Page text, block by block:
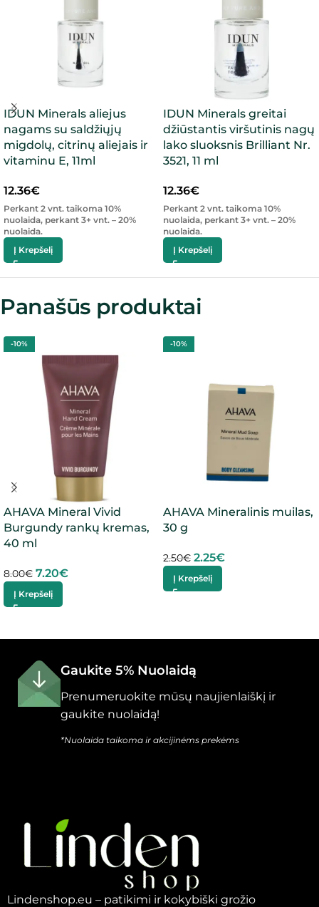
IDUN Minerals aliejus
nagams su saldžiųjų
migdolų, citrinų aliejais ir
vitaminu E, 11ml
12.36€
Perkant 2 vnt. taikoma 10%
nuolaida, perkant 3+ vnt. – 20%
nuolaida.
Į Krepšelį
IDUN Minerals greitai
džiūstantis viršutinis nagų
lako sluoksnis Brilliant Nr.
3521, 11 ml
12.36€
Perkant 2 vnt. taikoma 10%
nuolaida, perkant 3+ vnt. – 20%
nuolaida.
Į Krepšelį
Panašūs produktai
-10%
AHAVA Mineral Vivid
Burgundy rankų kremas,
40 ml
8.00€ 7.20€
Į Krepšelį
-10%
AHAVA Mineralinis muilas,
30 g
2.50€ 2.25€
Į Krepšelį
Gaukite 5% Nuolaidą
Prenumeruokite mūsų naujienlaiškį ir
gaukite nuolaidą!
*Nuolaida taikoma ir akcijinėms prekėms
Lindenshop.eu – patikimi ir kokybiški grožio